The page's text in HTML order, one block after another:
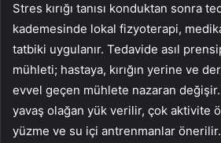
Stres kırığı tanısı konduktan sonra
kademesinde lokal fizyoterapi,
tatbiki uygulanır. Tedavide asıl
mühleti; hastaya, kırığın yerine ve
evvel geçen mühlete nazaran değişir.
yavaş olağan yük verilir, çok aktivite
yüzme ve su içi antrenmanlar